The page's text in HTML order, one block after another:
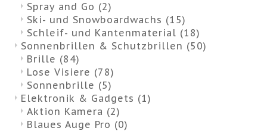
Spray and Go (2)
Ski- und Snowboardwachs (15)
Schleif- und Kantenmaterial (18)
Sonnenbrillen & Schutzbrillen (50)
Brille (84)
Lose Visiere (78)
Sonnenbrille (5)
Elektronik & Gadgets (1)
Aktion Kamera (2)
Blaues Auge Pro (0)